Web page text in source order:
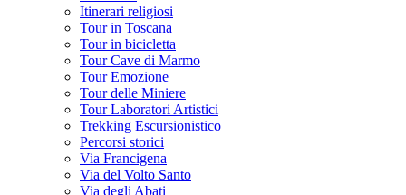
Itinerari religiosi
Tour in Toscana
Tour in bicicletta
Tour Cave di Marmo
Tour Emozione
Tour delle Miniere
Tour Laboratori Artistici
Trekking Escursionistico
Percorsi storici
Via Francigena
Via del Volto Santo
Via degli Abati